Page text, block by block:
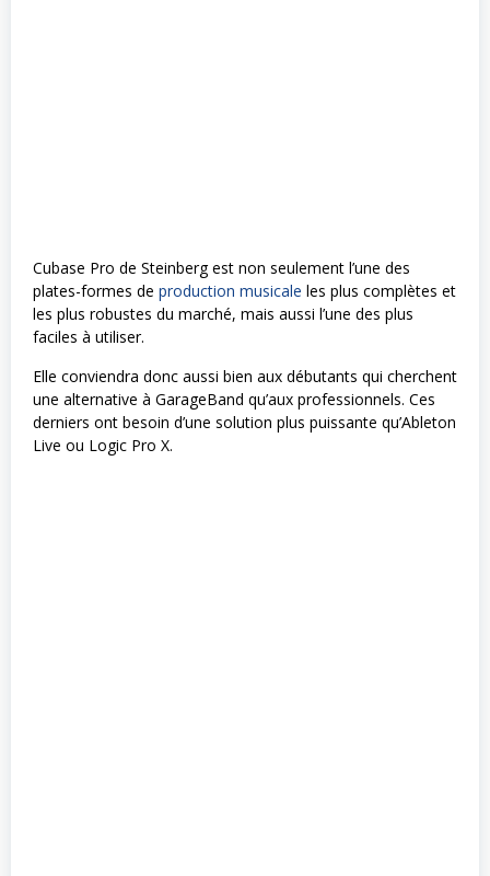
Cubase Pro de Steinberg est non seulement l’une des
plates-formes de production musicale les plus complètes et
les plus robustes du marché, mais aussi l’une des plus
faciles à utiliser.
Elle conviendra donc aussi bien aux débutants qui cherchent
une alternative à GarageBand qu’aux professionnels. Ces
derniers ont besoin d’une solution plus puissante qu’Ableton
Live ou Logic Pro X.